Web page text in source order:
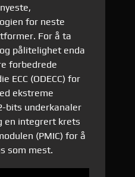
for neste
For å ta
pålitelighet enda
forbedrede
ECC (ODECC) for
ekstreme
bits underkanaler
en integrert krets
(PMIC) for å
som mest.